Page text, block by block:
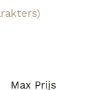
Max Prijs